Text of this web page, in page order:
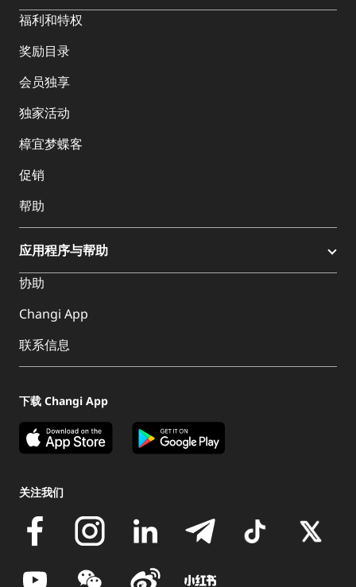
福利和特权
奖励目录
会员独享
独家活动
樟宜梦蝶客
促销
帮助
应用程序与帮助
协助
Changi App
联系信息
下载 Changi App
关注我们